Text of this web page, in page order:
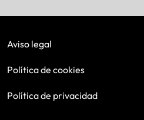
Aviso legal
Política de cookies
Política de privacidad